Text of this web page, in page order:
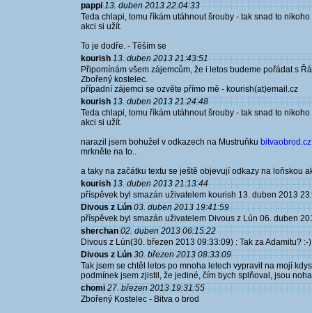
pappi 13. duben 2013 22:04:33
Teda chlapi, tomu říkám utáhnout šrouby - tak snad to
akci si užít.
To je dodře. - Těším se
kourish 13. duben 2013 21:43:51
Připomínám všem zájemcům, že i letos budeme pořádat s
Zbořený kostelec.
případní zájemci se ozvěte přímo mě - kourish(at)email.cz
kourish 13. duben 2013 21:24:48
Teda chlapi, tomu říkám utáhnout šrouby - tak snad to
akci si užít.
narazil jsem bohužel v odkazech na Mustruňku
mrkněte na to..
a taky na začátku textu se ještě objevují odkazy na loňskou
kourish 13. duben 2013 21:13:44
příspěvek byl smazán uživatelem kourish 13. duben 2013
Divous z Lún 03. duben 2013 19:41:59
příspěvek byl smazán uživatelem Divous z Lún 06. duben
sherchan 02. duben 2013 06:15:22
Divous z Lún(30. březen 2013 09:33:09) : Tak za Adamitu? :-)
Divous z Lún 30. březen 2013 08:33:09
Tak jsem se chtěl letos po mnoha letech vypravit na mojí
podmínek jsem zjistil, že jediné, čím bych splňoval, jsou
chomi 27. březen 2013 19:31:55
Zbořený Kostelec - Bitva o brod